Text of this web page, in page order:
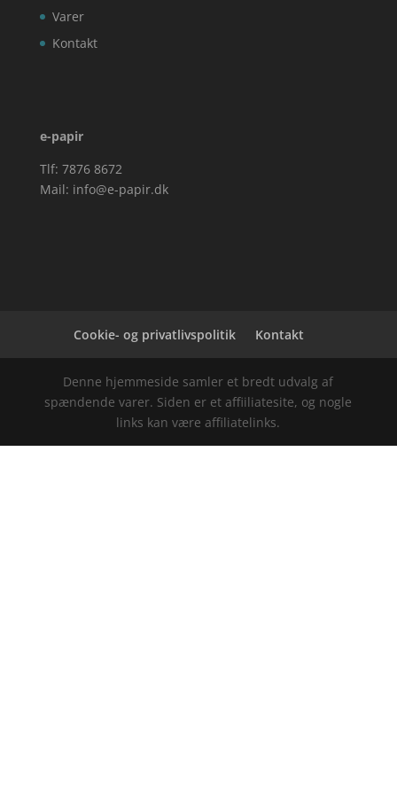
Varer
Kontakt
e-papir
Tlf: 7876 8672
Mail: info@e-papir.dk
Cookie- og privatlivspolitik Kontakt
Denne hjemmeside samler et bredt udvalg af
spændende varer. Siden er et affiiliatesite, og nogle
links kan være affiliatelinks.